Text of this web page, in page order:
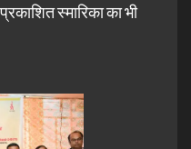
स्मारिका का भी